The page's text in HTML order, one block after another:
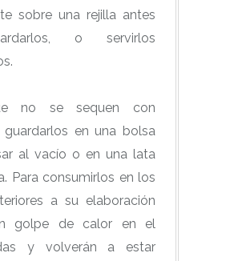
sobre una rejilla antes
o servirlos
no se sequen con
guardarlos en una bolsa
al vacío o en una lata
Para consumirlos en los
a su elaboración
golpe de calor en el
y volverán a estar